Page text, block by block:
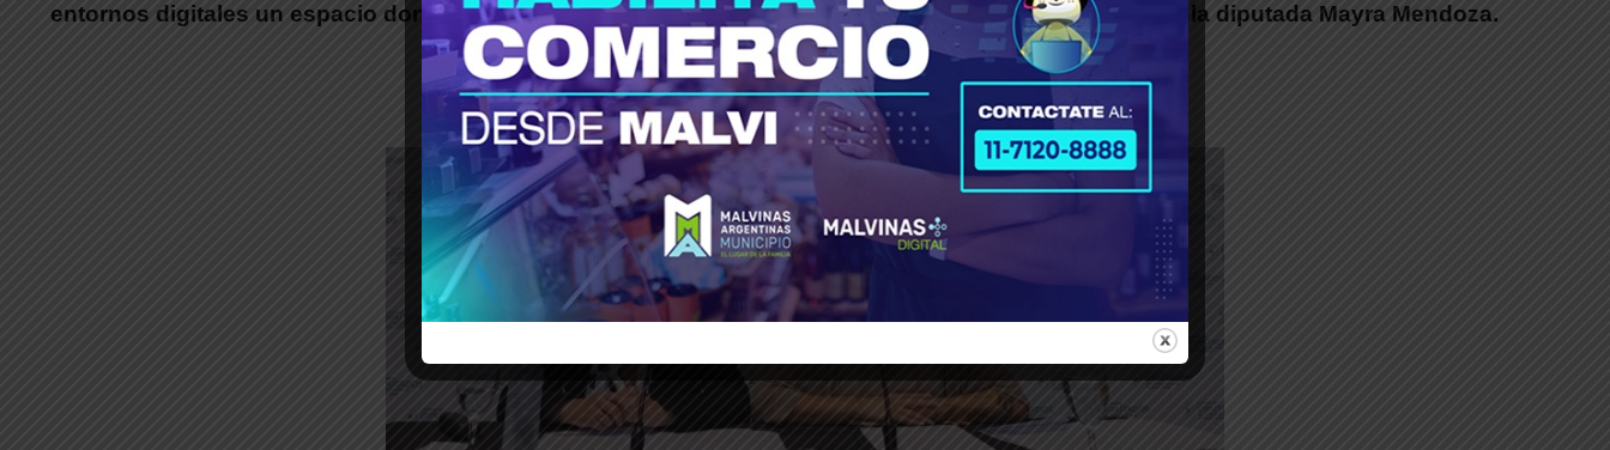
entornos digitales un espacio donde muchas veces se reproducen, amplifican y profundizan”, expresó la diputada Mayra Mendoza.